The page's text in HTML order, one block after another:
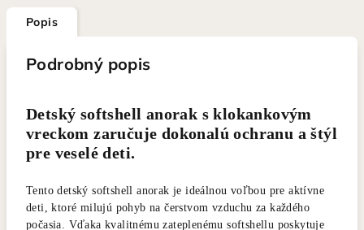
Popis
Podrobný popis
Detský softshell anorak s klokankovým
vreckom zaručuje dokonalú ochranu a štýl
pre veselé deti.
Tento detský softshell anorak je ideálnou voľbou pre aktívne
deti, ktoré milujú pohyb na čerstvom vzduchu za každého
počasia. Vďaka kvalitnému zateplenému softshellu poskytuje